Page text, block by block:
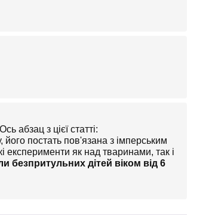
абзац з цієї статті:
постать пов'язана з імперським
як над тваринами, так і
безпритульних дітей віком від 6